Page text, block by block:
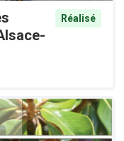
Réalisé